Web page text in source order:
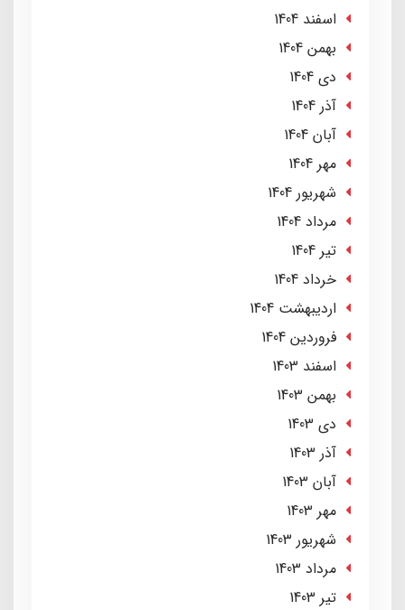
اسفند 1404
بهمن 1404
دی 1404
آذر 1404
آبان 1404
مهر 1404
شهریور 1404
مرداد 1404
تير 1404
خرداد 1404
ارديبهشت 1404
فروردین 1404
اسفند 1403
بهمن 1403
دی 1403
آذر 1403
آبان 1403
مهر 1403
شهریور 1403
مرداد 1403
تير 1403